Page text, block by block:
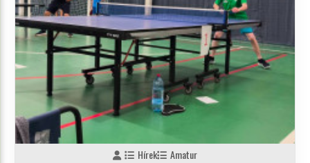
Hírek Amatur